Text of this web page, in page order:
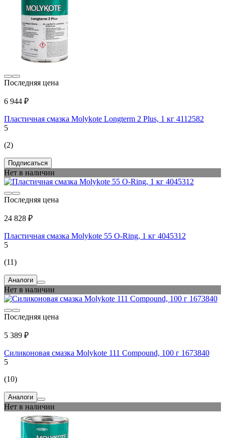
Последняя цена
6 944 ₽
Пластичная смазка Molykote Longterm 2 Plus, 1 кг 4112582
5
(2)
Подписаться
Нет в наличии
Последняя цена
24 828 ₽
Пластичная смазка Molykote 55 O-Ring, 1 кг 4045312
5
(11)
Аналоги
Нет в наличии
Последняя цена
5 389 ₽
Силиконовая смазка Molykote 111 Compound, 100 г 1673840
5
(10)
Аналоги
Нет в наличии